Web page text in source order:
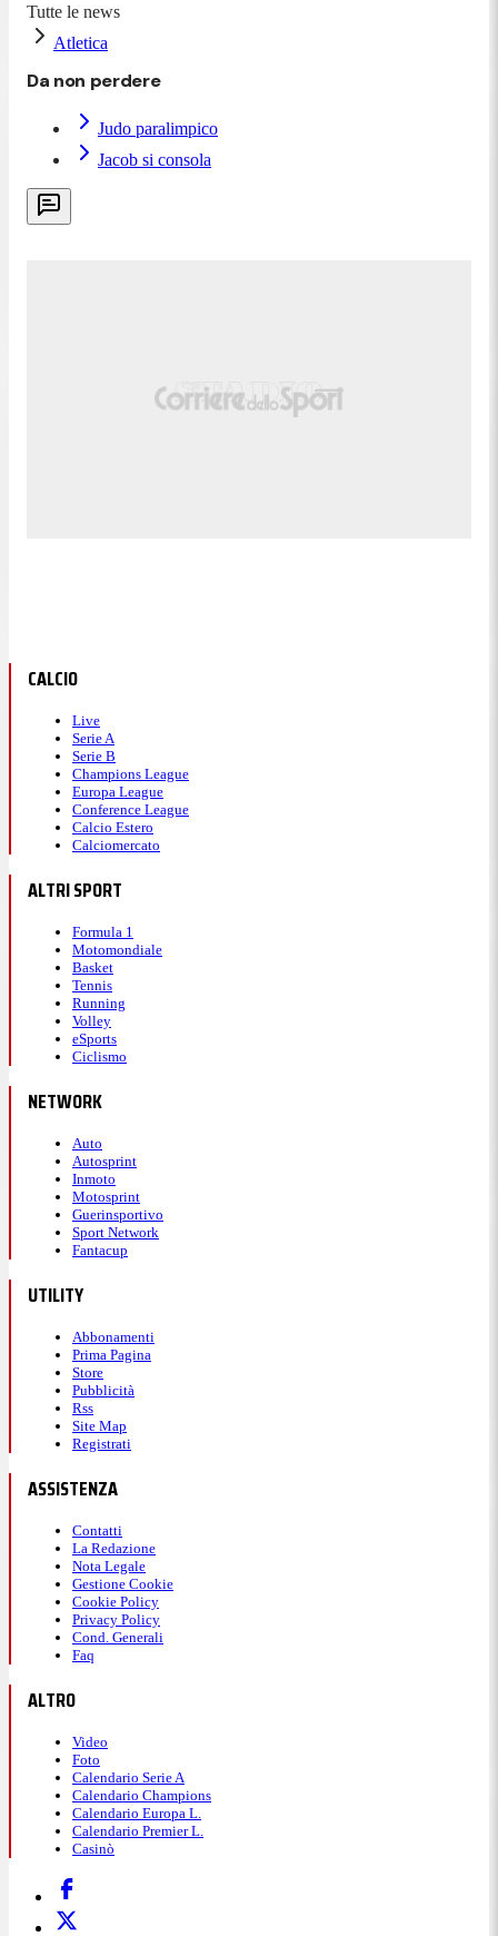
Tutte le news
Atletica
Da non perdere
Judo paralimpico
Jacob si consola
CALCIO
Live
Serie A
Serie B
Champions League
Europa League
Conference League
Calcio Estero
Calciomercato
ALTRI SPORT
Formula 1
Motomondiale
Basket
Tennis
Running
Volley
eSports
Ciclismo
NETWORK
Auto
Autosprint
Inmoto
Motosprint
Guerinsportivo
Sport Network
Fantacup
UTILITY
Abbonamenti
Prima Pagina
Store
Pubblicità
Rss
Site Map
Registrati
ASSISTENZA
Contatti
La Redazione
Nota Legale
Gestione Cookie
Cookie Policy
Privacy Policy
Cond. Generali
Faq
ALTRO
Video
Foto
Calendario Serie A
Calendario Champions
Calendario Europa L.
Calendario Premier L.
Casinò